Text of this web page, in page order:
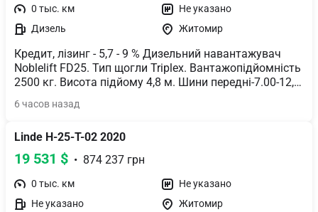
0 тыс. км
Дизель
Не указано
Житомир
Кредит, лізинг - 5,7 - 9 % Дизельний навантажувач
Noblelift FD25. Тип щогли Triplex. Вантажопідйомність
2500 кг. Висота підйому 4,8 м. Шини передні-7.00-12,
позиціонер вил.Напівкабіна.
6 часов назад
Linde H-25-T-02 2020
19 531 $
  •  874 237 грн
0 тыс. км
Не указано
Не указано
Житомир